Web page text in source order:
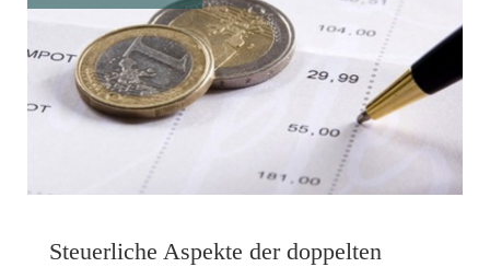
Steuerliche Aspekte der doppelten